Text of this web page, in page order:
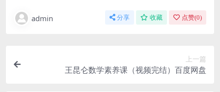
admin 分享 收藏 点赞(0)
上一篇
王昆仑数学素养课（视频完结）百度网盘